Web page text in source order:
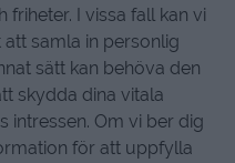
I vissa fall kan vi
samla in personlig
sätt kan behöva den
skydda dina vitala
intressen. Om vi ​​ber dig
för att uppfylla